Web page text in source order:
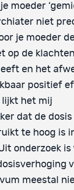
moeder
niet
je moeder
op de
en het
positief
lijkt het mij
dat de dosis
te hoog is
onderzoek is
meestal